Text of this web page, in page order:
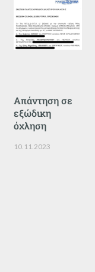
Απάντηση σε
εξώδικη
όχληση
10.11.2023